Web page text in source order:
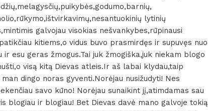
lytinių
galvojau visokias nešvankybes,rūpinausi
kitiems,o vidus buvo prasmirdęs ir supuvęs nuo
esu geras žmogus.Tai juk žmogiška,juk niekam blogo
visą kitą Dievas atleis.Ir aš labai klydau,taip
dingo noras gyventi.Norėjau nusižudyti! Nes
savo kūno! Norėjau sunaikint jį,atimdamas sau
blogiau ir blogiau! Bet Dievas davė mano galvoje tokią